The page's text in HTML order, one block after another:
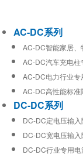
AC-DC系列
AC-DC智能家居、
AC-DC汽车充电柱
AC-DC电力行业专
AC-DC高性能标准
DC-DC系列
DC-DC定电压输
DC-DC宽电压输
DC-DC行业专用电